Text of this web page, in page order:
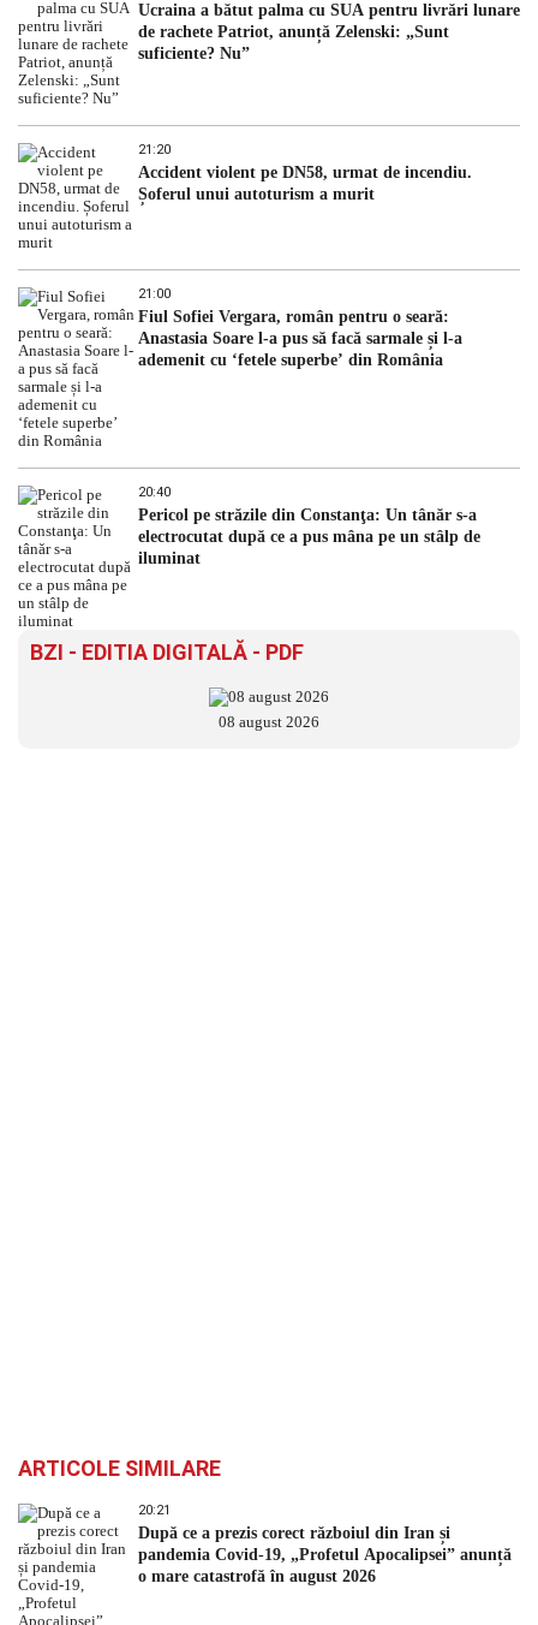
Ucraina a bătut palma cu SUA pentru livrări lunare
de rachete Patriot, anunță Zelenski: „Sunt
suficiente? Nu”
21:20
Accident violent pe DN58, urmat de incendiu.
Șoferul unui autoturism a murit
21:00
Fiul Sofiei Vergara, român pentru o seară:
Anastasia Soare l-a pus să facă sarmale și l-a
ademenit cu ‘fetele superbe’ din România
20:40
Pericol pe străzile din Constanţa: Un tânăr s-a
electrocutat după ce a pus mâna pe un stâlp de
iluminat
BZI - EDITIA DIGITALĂ - PDF
08 august 2026
ARTICOLE SIMILARE
20:21
După ce a prezis corect războiul din Iran și
pandemia Covid-19, „Profetul Apocalipsei” anunță
o mare catastrofă în august 2026